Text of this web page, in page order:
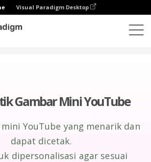
Visual Paradigm Desktop
Gambar Mini YouTube
YouTube yang menarik dan
dapat dicetak.
dipersonalisasi agar sesuai